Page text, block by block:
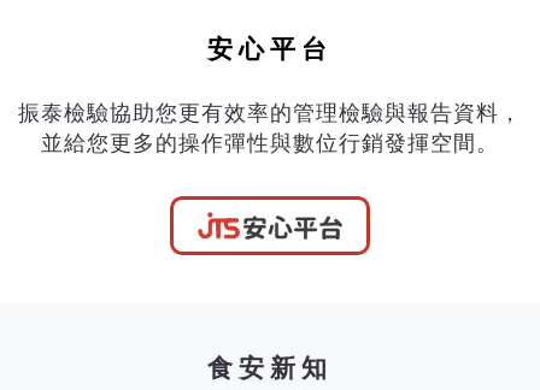
安心平台
振泰檢驗協助您更有效率的管理檢驗與報告資料，
並給您更多的操作彈性與數位行銷發揮空間。
食安新知